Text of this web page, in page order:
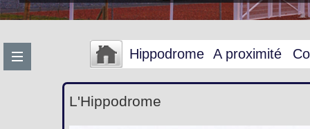
Hippodrome A proximité
L'Hippodrome